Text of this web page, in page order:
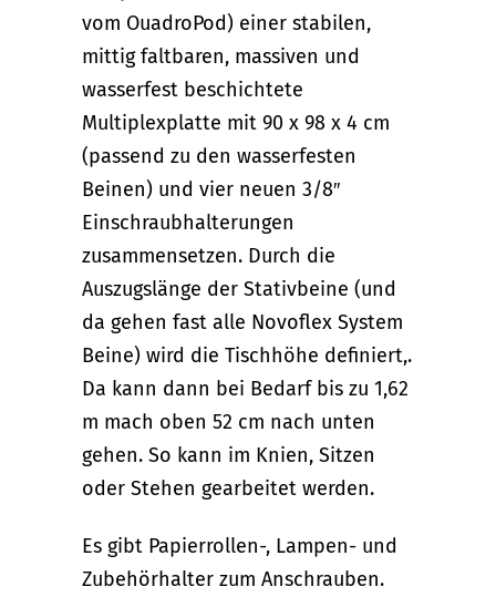
vom OuadroPod) einer stabilen,
mittig faltbaren, massiven und
wasserfest beschichtete
Multiplexplatte mit 90 x 98 x 4 cm
(passend zu den wasserfesten
Beinen) und vier neuen 3/8″
Einschraubhalterungen
zusammensetzen. Durch die
Auszugslänge der Stativbeine (und
da gehen fast alle Novoflex System
Beine) wird die Tischhöhe definiert,.
Da kann dann bei Bedarf bis zu 1,62
m mach oben 52 cm nach unten
gehen. So kann im Knien, Sitzen
oder Stehen gearbeitet werden.
Es gibt Papierrollen-, Lampen- und
Zubehörhalter zum Anschrauben.